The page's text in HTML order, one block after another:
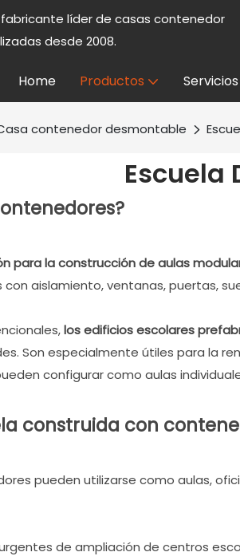
fabricante líder de casas contenedor
desde 2008.
Home Productos Servicios
contenedor desmontable
Escuela
para la construcción de aulas
aislamiento, ventanas, puertas,
los edificios escolares
Son especialmente útiles para la
configurar como aulas
construida con
pueden utilizarse como aulas,
de ampliación de centros